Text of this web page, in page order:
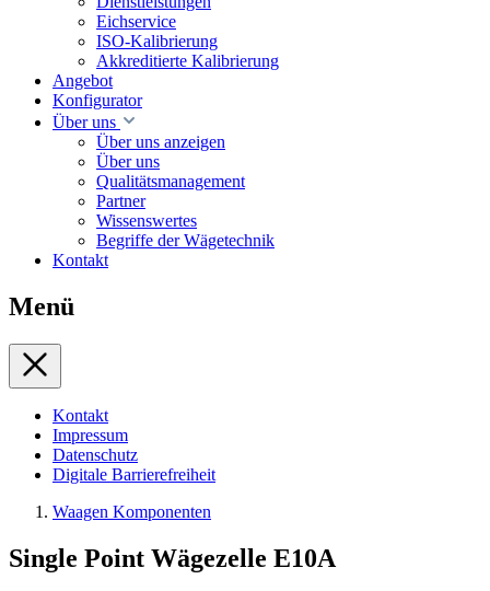
Eichservice
ISO-Kalibrierung
Akkreditierte Kalibrierung
Angebot
Konfigurator
Über uns
Über uns anzeigen
Über uns
Qualitätsmanagement
Partner
Wissenswertes
Begriffe der Wägetechnik
Kontakt
Menü
Kontakt
Impressum
Datenschutz
Digitale Barrierefreiheit
Waagen Komponenten
Single Point Wägezelle E10A